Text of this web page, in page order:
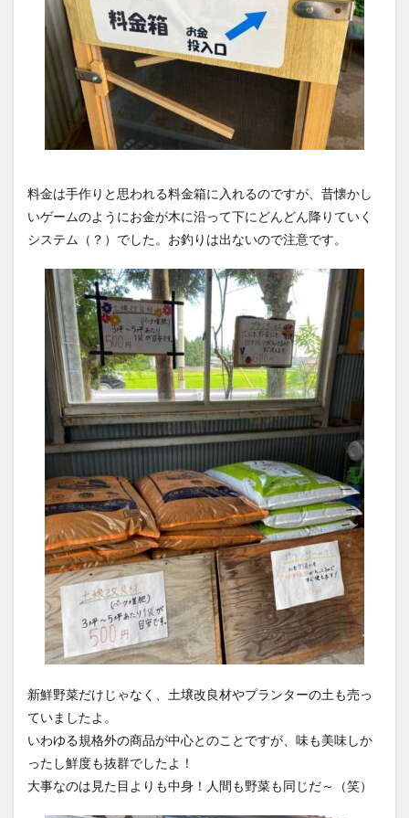
料金は手作りと思われる料金箱に入れるのですが、昔懐かし
いゲームのようにお金が木に沿って下にどんどん降りていく
システム（？）でした。お釣りは出ないので注意です。
新鮮野菜だけじゃなく、土壌改良材やプランターの土も売っ
ていましたよ。
いわゆる規格外の商品が中心とのことですが、味も美味しか
ったし鮮度も抜群でしたよ！
大事なのは見た目よりも中身！人間も野菜も同じだ～（笑）